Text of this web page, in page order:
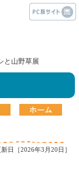
と山野草展
日［2026年3月20日］